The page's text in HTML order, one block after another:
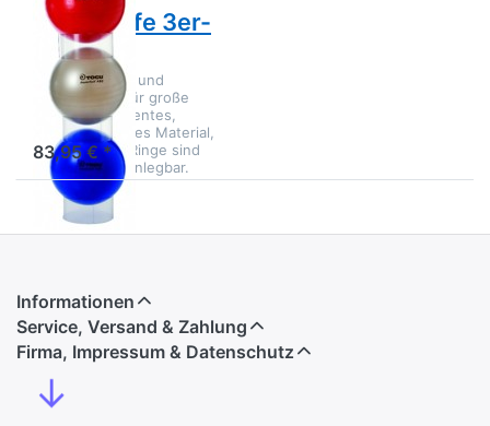
Stapelhilfe 3er-
Set
Ideale Aufbau- und
Aufräumhilfe für große
Bälle. Transparentes,
strapazierfähiges Material,
die einzelnen Ringe sind
flach zusammenlegbar.
7-10 Tage
83,95 € *
Informationen
Service, Versand & Zahlung
Firma, Impressum & Datenschutz
↓